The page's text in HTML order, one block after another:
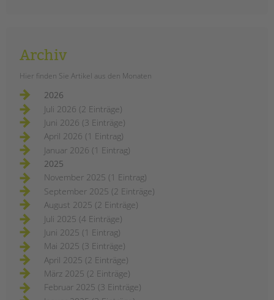
Archiv
Hier finden Sie Artikel aus den Monaten
2026
Juli 2026 (2 Einträge)
Juni 2026 (3 Einträge)
April 2026 (1 Eintrag)
Januar 2026 (1 Eintrag)
2025
November 2025 (1 Eintrag)
September 2025 (2 Einträge)
August 2025 (2 Einträge)
Juli 2025 (4 Einträge)
Juni 2025 (1 Eintrag)
Mai 2025 (3 Einträge)
April 2025 (2 Einträge)
März 2025 (2 Einträge)
Februar 2025 (3 Einträge)